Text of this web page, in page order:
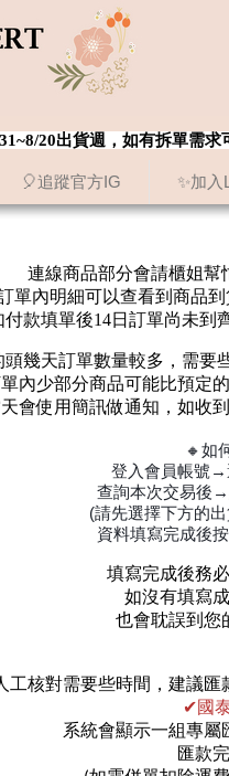
🎈追蹤官方IG ✨加
20出貨週，如有拆單需